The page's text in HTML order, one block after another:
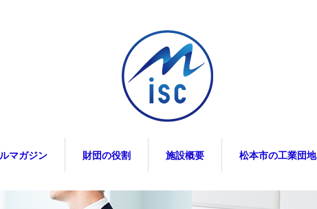
マガジン 財団の役割 施設概要 松本市の工業団地